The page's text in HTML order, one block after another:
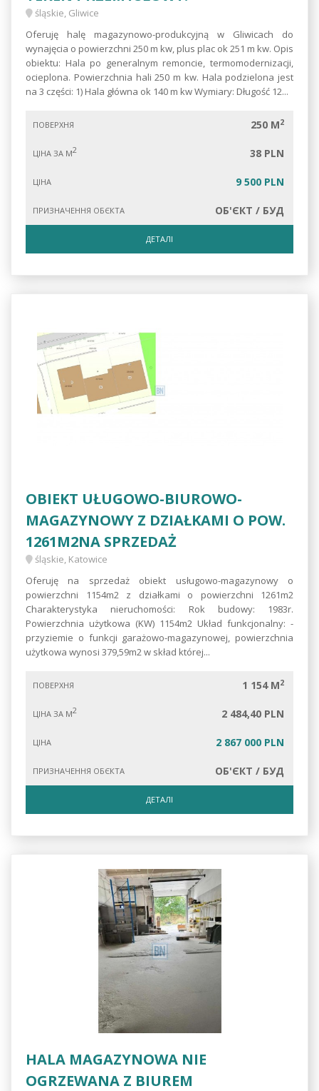
śląskie, Gliwice
Oferuję halę magazynowo-produkcyjną w Gliwicach do
wynajęcia o powierzchni 250 m kw, plus plac ok 251 m kw. Opis
obiektu: Hala po generalnym remoncie, termomodernizacji,
ocieplona. Powierzchnia hali 250 m kw. Hala podzielona jest
na 3 części: 1) Hala główna ok 140 m kw Wymiary: Długość 12...
ПОВЕРХНЯ 250 M2
ЦІНА ЗА М2 38 PLN
ЦІНА 9 500 PLN
ПРИЗНАЧЕННЯ ОБЄКТА ОБ'ЄКТ / БУД
ДЕТАЛІ
OBIEKT UŁUGOWO-BIUROWO-
MAGAZYNOWY Z DZIAŁKAMI O POW.
1261M2NA SPRZEDAŻ
śląskie, Katowice
Oferuję na sprzedaż obiekt usługowo-magazynowy o
powierzchni 1154m2 z działkami o powierzchni 1261m2
Charakterystyka nieruchomości: Rok budowy: 1983r.
Powierzchnia użytkowa (KW) 1154m2 Układ funkcjonalny: -
przyziemie o funkcji garażowo-magazynowej, powierzchnia
użytkowa wynosi 379,59m2 w skład której...
ПОВЕРХНЯ 1 154 M2
ЦІНА ЗА М2 2 484,40 PLN
ЦІНА 2 867 000 PLN
ПРИЗНАЧЕННЯ ОБЄКТА ОБ'ЄКТ / БУД
ДЕТАЛІ
HALA MAGAZYNOWA NIE
OGRZEWANA Z BIUREM